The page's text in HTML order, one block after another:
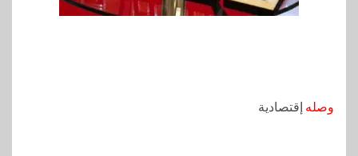
وصله إقتصادية